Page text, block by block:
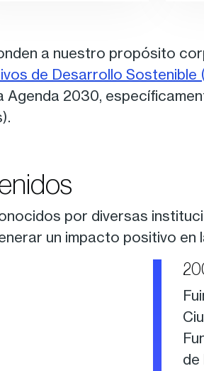
a nuestro propósito
de Desarrollo Sostenible
2030,
por diversas
un impacto positivo en
de